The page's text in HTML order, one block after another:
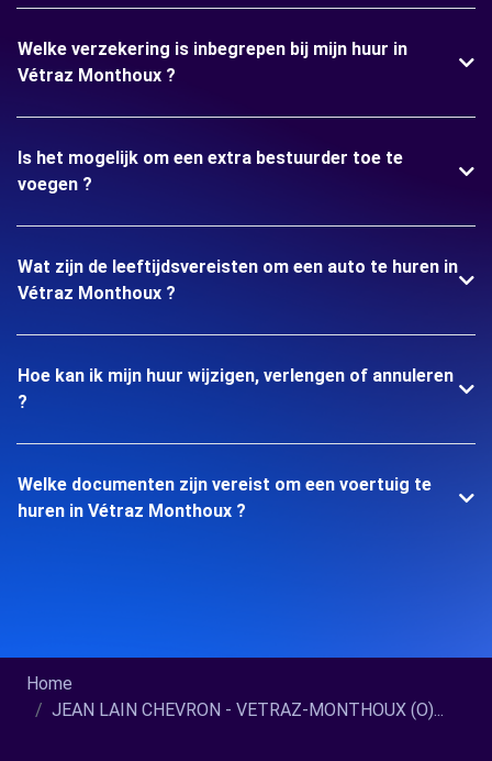
Welke verzekering is inbegrepen bij mijn huur in
Vétraz Monthoux ?
Is het mogelijk om een extra bestuurder toe te
voegen ?
Wat zijn de leeftijdsvereisten om een auto te huren in
Vétraz Monthoux ?
Hoe kan ik mijn huur wijzigen, verlengen of annuleren
?
Welke documenten zijn vereist om een voertuig te
huren in Vétraz Monthoux ?
Home
JEAN LAIN CHEVRON - VETRAZ-MONTHOUX (O)...